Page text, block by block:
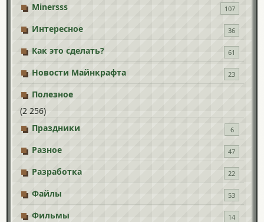
Minersss 107
Интересное 36
Как это сделать? 61
Новости Майнкрафта 23
Полезное
(2 256)
Праздники
6
Разное 47
Разработка 22
Файлы 53
Фильмы 14